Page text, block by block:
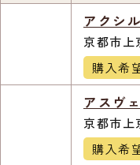
アクシ
京都市上
購入希
アスヴ
京都市上
購入希